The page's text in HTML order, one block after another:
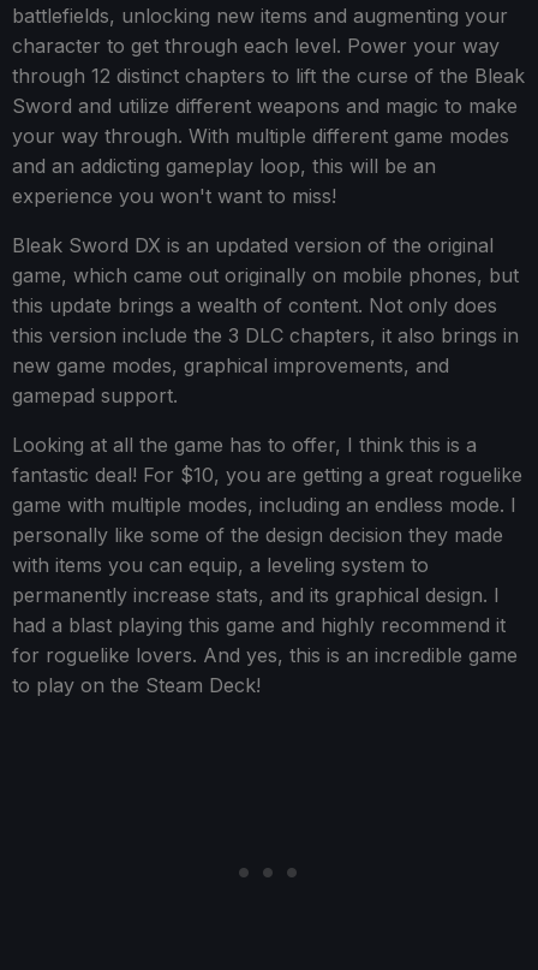
battlefields, unlocking new items and augmenting your
character to get through each level. Power your way
through 12 distinct chapters to lift the curse of the Bleak
Sword and utilize different weapons and magic to make
your way through. With multiple different game modes
and an addicting gameplay loop, this will be an
experience you won't want to miss!
Bleak Sword DX is an updated version of the original
game, which came out originally on mobile phones, but
this update brings a wealth of content. Not only does
this version include the 3 DLC chapters, it also brings in
new game modes, graphical improvements, and
gamepad support.
Looking at all the game has to offer, I think this is a
fantastic deal! For $10, you are getting a great roguelike
game with multiple modes, including an endless mode. I
personally like some of the design decision they made
with items you can equip, a leveling system to
permanently increase stats, and its graphical design. I
had a blast playing this game and highly recommend it
for roguelike lovers. And yes, this is an incredible game
to play on the Steam Deck!